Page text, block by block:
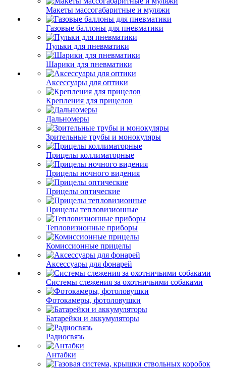
Макеты массогабаритные и муляжи
Газовые баллоны для пневматики
Пульки для пневматики
Шарики для пневматики
Аксессуары для оптики
Крепления для прицелов
Дальномеры
Зрительные трубы и монокуляры
Прицелы коллиматорные
Прицелы ночного видения
Прицелы оптические
Прицелы тепловизионные
Тепловизионные приборы
Комиссионные прицелы
Аксессуары для фонарей
Системы слежения за охотничьими собаками
Фотокамеры, фотоловушки
Батарейки и аккумуляторы
Радиосвязь
Антабки